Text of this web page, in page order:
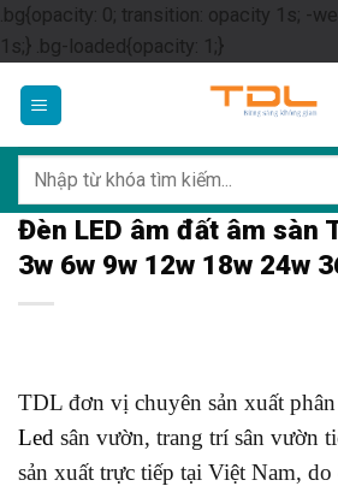
.bg{opacity: 0; transition: opacity 1s; -
1s;} .bg-loaded{opacity: 1;}Skip
content
kiếm:
Đèn LED âm đất âm sàn
3w 6w 9w 12w 18w 24w
TDL đơn vị chuyên sản xuất
Led sân vườn, trang trí sân vườn
sản xuất trực tiếp tại Việt Nam,